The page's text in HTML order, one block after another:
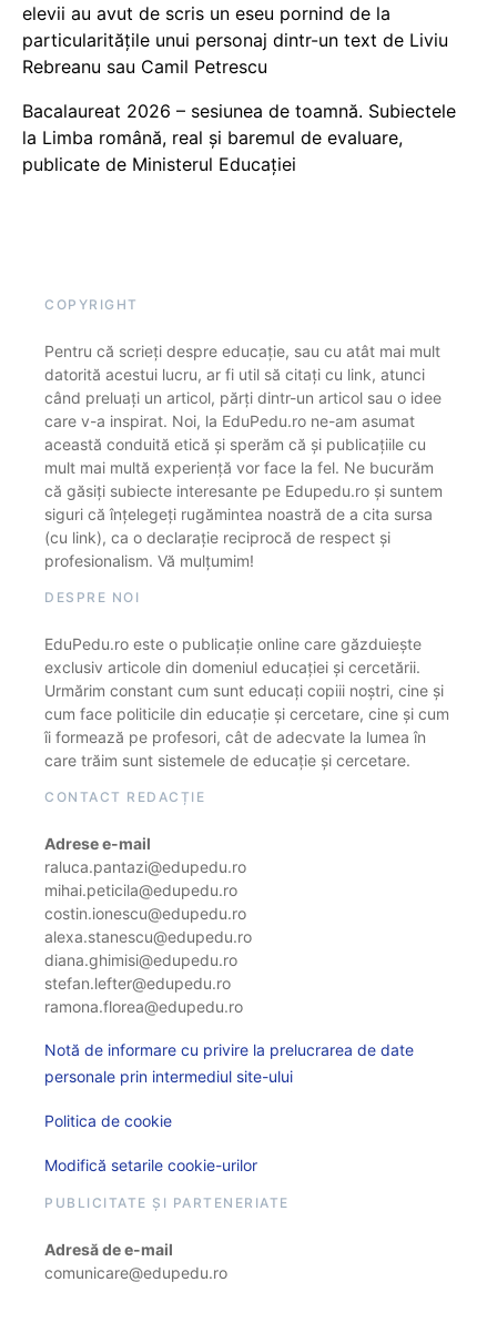
elevii au avut de scris un eseu pornind de la
particularitățile unui personaj dintr-un text de Liviu
Rebreanu sau Camil Petrescu
Bacalaureat 2026 – sesiunea de toamnă. Subiectele
la Limba română, real și baremul de evaluare,
publicate de Ministerul Educației
COPYRIGHT
Pentru că scrieți despre educație, sau cu atât mai mult
datorită acestui lucru, ar fi util să citați cu link, atunci
când preluați un articol, părți dintr-un articol sau o idee
care v-a inspirat. Noi, la EduPedu.ro ne-am asumat
această conduită etică și sperăm că și publicațiile cu
mult mai multă experiență vor face la fel. Ne bucurăm
că găsiți subiecte interesante pe Edupedu.ro și suntem
siguri că înțelegeți rugămintea noastră de a cita sursa
(cu link), ca o declarație reciprocă de respect și
profesionalism. Vă mulțumim!
DESPRE NOI
EduPedu.ro este o publicație online care găzduiește
exclusiv articole din domeniul educației și cercetării.
Urmărim constant cum sunt educați copiii noștri, cine și
cum face politicile din educație și cercetare, cine și cum
îi formează pe profesori, cât de adecvate la lumea în
care trăim sunt sistemele de educație și cercetare.
CONTACT REDACȚIE
Adrese e-mail
raluca.pantazi@edupedu.ro
mihai.peticila@edupedu.ro
costin.ionescu@edupedu.ro
alexa.stanescu@edupedu.ro
diana.ghimisi@edupedu.ro
stefan.lefter@edupedu.ro
ramona.florea@edupedu.ro
Notă de informare cu privire la prelucrarea de date
personale prin intermediul site-ului
Politica de cookie
Modifică setarile cookie-urilor
PUBLICITATE ȘI PARTENERIATE
Adresă de e-mail
comunicare@edupedu.ro